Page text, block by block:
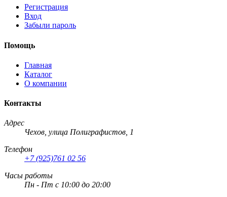
Регистрация
Вход
Забыли пароль
Помощь
Главная
Каталог
О компании
Контакты
Адрес
Чехов, улица Полиграфистов, 1
Телефон
+7 (925)761 02 56
Часы работы
Пн - Пт с 10:00 до 20:00